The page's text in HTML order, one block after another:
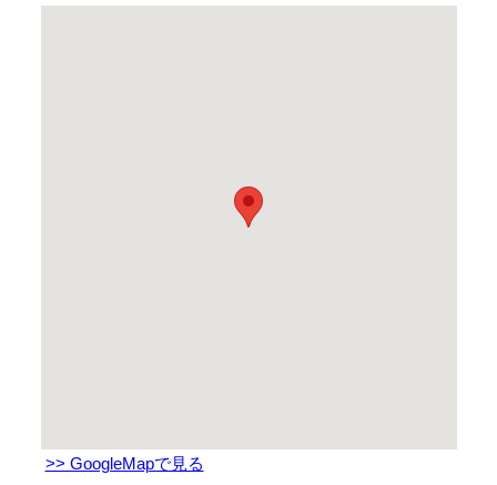
>> GoogleMapで見る